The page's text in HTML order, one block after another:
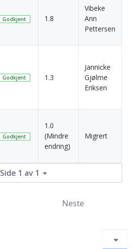
Godkjent 1.8
Vibeke
Ann
Pettersen
Godkjent 1.3
Jannicke
Gjølme
Eriksen
Godkjent
1.0
(Mindre
endring)
Migrert
Side 1 av 1
Neste